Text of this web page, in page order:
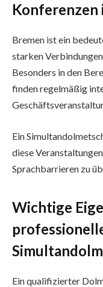
Konferenzen
Bremen ist ein
starken
Besonders in den
finden regelmäßig
Ein
diese
Sprachbarrieren zu
Wichtige
Ein qualifizierter